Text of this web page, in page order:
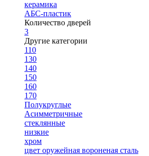
керамика
АБС-пластик
Количество дверей
3
Другие категории
110
130
140
150
160
170
Полукруглые
Асимметричные
стеклянные
низкие
хром
цвет оружейная вороненая сталь